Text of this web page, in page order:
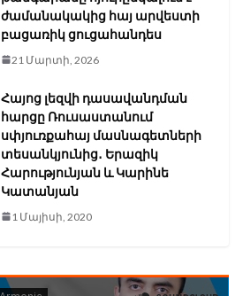
ժամանակակից հայ արվեստի
բացառիկ ցուցահանդես
21 Մարտի, 2026
Հայոց լեզվի դասավանդման
հարցը Ռուսաստանում
սփյուռքահայ մասնագետների
տեսանկյունից․ Երազիկ
Հարությունյան և Կարինե
Կատանյան
1 Մայիսի, 2020